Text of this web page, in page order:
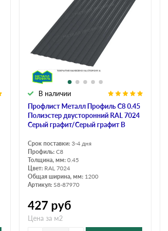
Профлист Металл Профиль C8 0.45
Полиэстер двусторонний RAL 7024
Серый графит/Серый графит B
В наличии
Срок поставки: 3-4 дня
Профиль: C8
Толщина, мм: 0.45
Цвет: RAL 7024
Общая ширина, мм: 1200
Артикул: S8-87970
427 руб
Цена за м2